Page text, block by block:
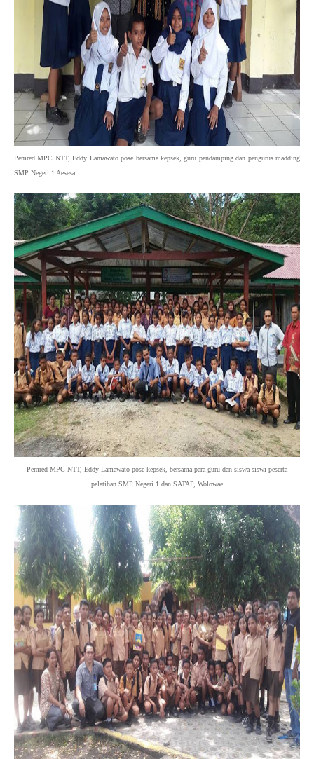
Pemred MPC NTT, Eddy Lamawato pose bersama kepsek, guru pendamping dan pengurus madding
SMP Negeri 1 Aesesa
Pemred MPC NTT, Eddy Lamawato pose kepsek, bersama para guru dan siswa-siswi peserta
pelatihan SMP Negeri 1 dan SATAP, Wolowae